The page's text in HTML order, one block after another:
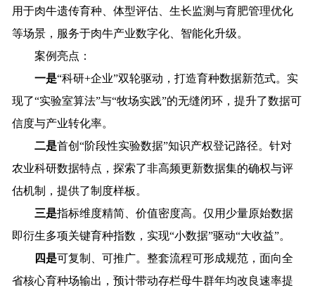
用于肉牛遗传育种、体型评估、生长监测与育肥管理优化
等场景，服务于肉牛产业数字化、智能化升级。
案例亮点：
一是“科研+企业”双轮驱动，打造育种数据新范式。实
现了“实验室算法”与“牧场实践”的无缝闭环，提升了数据可
信度与产业转化率。
二是首创“阶段性实验数据”知识产权登记路径。针对
农业科研数据特点，探索了非高频更新数据集的确权与评
估机制，提供了制度样板。
三是指标维度精简、价值密度高。仅用少量原始数据
即衍生多项关键育种指数，实现“小数据”驱动“大收益”。
四是可复制、可推广。整套流程可形成规范，面向全
省核心育种场输出，预计带动存栏母牛群年均改良速率提